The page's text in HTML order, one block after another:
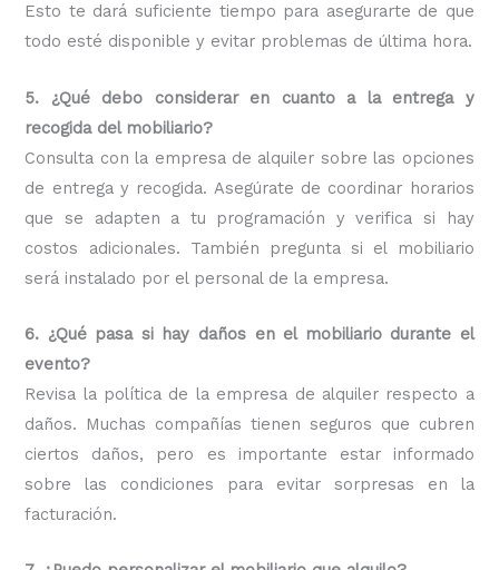
Esto te dará suficiente tiempo para asegurarte de que
todo esté disponible y evitar problemas de última hora.
5. ¿Qué debo considerar en cuanto a la entrega y
recogida del mobiliario?
Consulta con la empresa de alquiler sobre las opciones
de entrega y recogida. Asegúrate de coordinar horarios
que se adapten a tu programación y verifica si hay
costos adicionales. También pregunta si el mobiliario
será instalado por el personal de la empresa.
6. ¿Qué pasa si hay daños en el mobiliario durante el
evento?
Revisa la política de la empresa de alquiler respecto a
daños. Muchas compañías tienen seguros que cubren
ciertos daños, pero es importante estar informado
sobre las condiciones para evitar sorpresas en la
facturación.